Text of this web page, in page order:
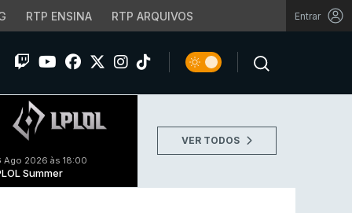
RTP ENSINA RTP ARQUIVOS Entrar
Ago 2026 às 18:00
Summer
VER TODOS